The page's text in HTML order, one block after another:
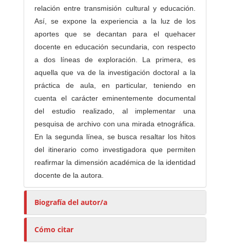
relación entre transmisión cultural y educación.
Así, se expone la experiencia a la luz de los
aportes que se decantan para el quehacer
docente en educación secundaria, con respecto
a dos líneas de exploración. La primera, es
aquella que va de la investigación doctoral a la
práctica de aula, en particular, teniendo en
cuenta el carácter eminentemente documental
del estudio realizado, al implementar una
pesquisa de archivo con una mirada etnográfica.
En la segunda línea, se busca resaltar los hitos
del itinerario como investigadora que permiten
reafirmar la dimensión académica de la identidad
docente de la autora.
Biografía del autor/a
Cómo citar